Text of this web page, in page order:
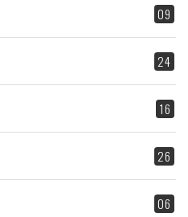
09
24
16
26
06